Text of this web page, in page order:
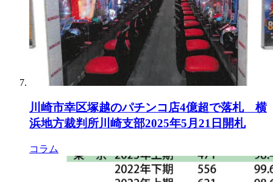
川崎市幸区塚越のパチンコ店4億超で落札 横
浜地方裁判所川崎支部2025年5月21日開札
コラム